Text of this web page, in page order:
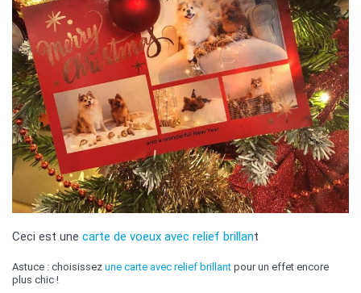
Ceci est une carte de voeux avec relief brillant
Astuce : choisissez une carte avec relief brillant pour un effet encore
plus chic !